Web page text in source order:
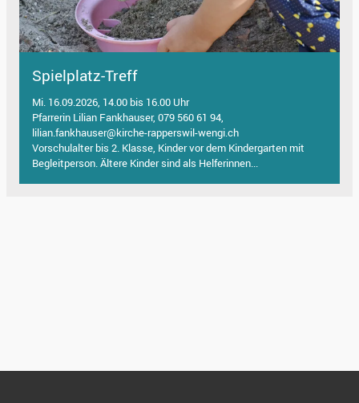
Spielplatz-Treff
Mi. 16.09.2026, 14.00 bis 16.00 Uhr
Pfarrerin Lilian Fankhauser, 079 560 61 94,
lilian.fankhauser@kirche-rapperswil-wengi.ch
Vorschulalter bis 2. Klasse, Kinder vor dem Kindergarten mit
Begleitperson. Ältere Kinder sind als Helferinnen...